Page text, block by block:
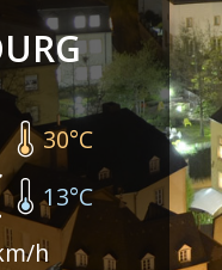
30°C
13°C
h